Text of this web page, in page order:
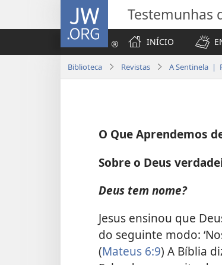
JW.ORG Testemunhas
INÍCIO
Biblioteca Revistas A Sentinela |
O Que Aprendemos
Sobre o Deus
Deus tem nome?
Jesus ensinou que
do seguinte modo:
(Mateus 6:9) A Bíblia